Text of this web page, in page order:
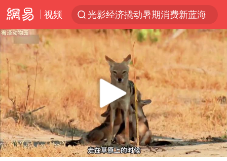
视频
光影经济撬动暑期消费新蓝海
马克·艾伦退出斯诺克中国公开赛
新疆优化调整景区内自驾服务费
微信又有新功能，你可以“撤回”你的撤回了！
上四休三，但降薪1000元，你接受吗？
情侣平潭拍日出坠崖1死1伤
黄金牛市回来了吗
台当局重金为“台独”织“皇帝新衣”
Play
00:00 09:40